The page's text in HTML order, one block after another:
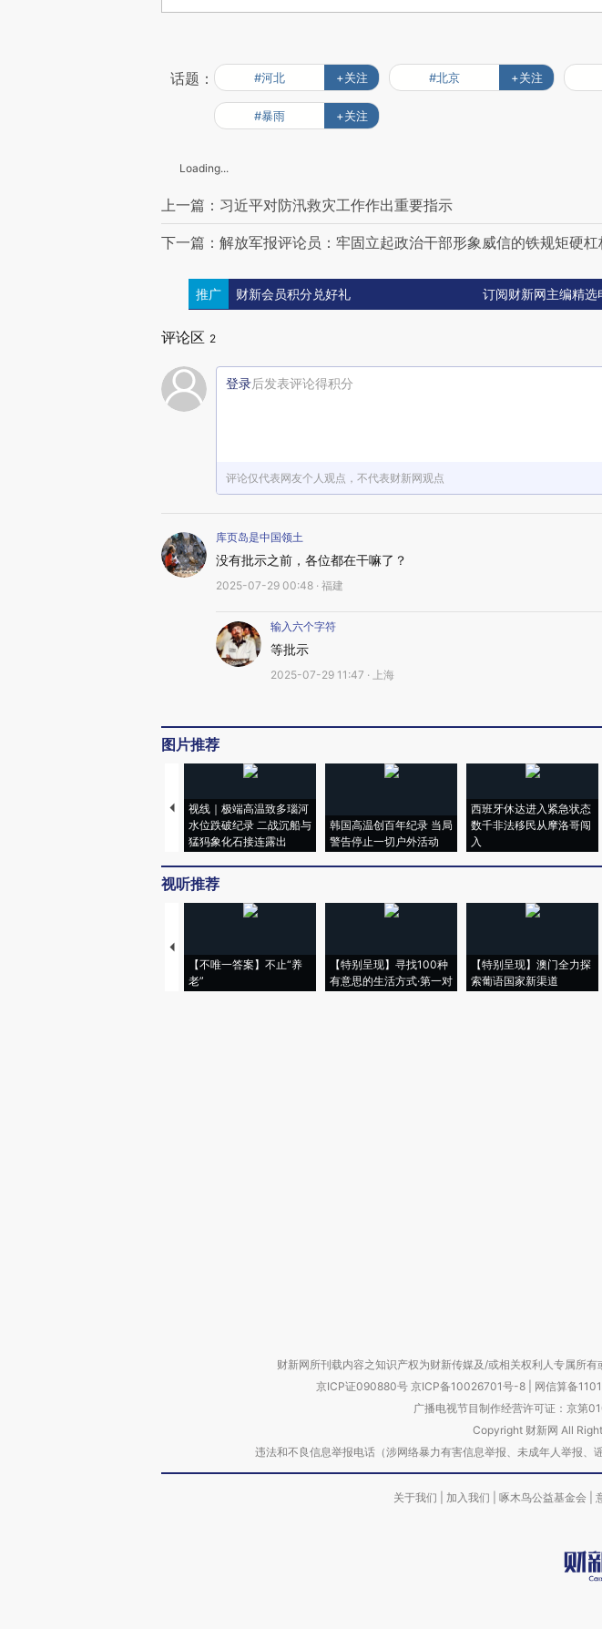
话题： #河北 +关注 #北京 +关注
#暴雨 +关注
Loading...
上一篇：习近平对防汛救灾工作作出重要指示
下一篇：解放军报评论员：牢固立起政治干部形象威信的铁规矩硬杠
推广 财新会员积分兑好礼 订阅财新网主编精选
评论区 2
登录后发表评论得积分
评论仅代表网友个人观点，不代表财新网观点
库页岛是中国领土
没有批示之前，各位都在干嘛了？
2025-07-29 00:48 · 福建
输入六个字符
等批示
2025-07-29 11:47 · 上海
图片推荐
视线｜极端高温致多瑙河
水位跌破纪录 二战沉船与
猛犸象化石接连露出
韩国高温创百年纪录 当局
警告停止一切户外活动
西班牙休达进入紧急状态
数千非法移民从摩洛哥闯
入
视听推荐
【不唯一答案】不止“养
老”
【特别呈现】寻找100种
有意思的生活方式·第一对
【特别呈现】澳门全力探
索葡语国家新渠道
财新网所刊载内容之知识产权为财新传媒及/或相关权利人专属所
京ICP证090880号 京ICP备10026701号-8 网信算备
广播电视节目制作经营许可证：京第
Copyright 财新网 All
违法和不良信息举报电话（涉网络暴力有害信息举报、未成年人举
关于我们 加入我们 啄木鸟公益基金会